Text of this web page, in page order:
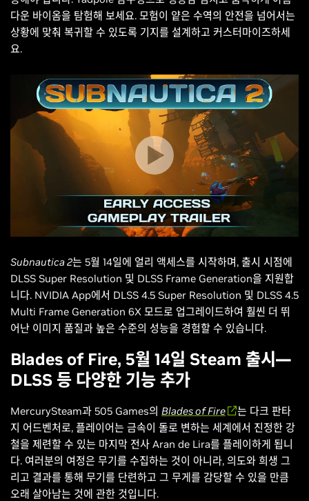
다운 바이옴을 탐험해 보세요. 모험이 얕은 수역의 안전을 넘어서는
상황에 맞춰 복귀할 수 있도록 기지를 설계하고 커스터마이즈하세
요.
Subnautica 2는 5월 14일에 얼리 액세스를 시작하며, 출시 시점에
DLSS Super Resolution 및 DLSS Frame Generation을 지원합
니다. NVIDIA App에서 DLSS 4.5 Super Resolution 및 DLSS 4.5
Multi Frame Generation 6X 모드로 업그레이드하여 훨씬 더 뛰
어난 이미지 품질과 높은 수준의 성능을 경험할 수 있습니다.
Blades of Fire, 5월 14일 Steam 출시—
DLSS 등 다양한 기능 추가
MercurySteam과 505 Games의 Blades of Fire
는 다크 판타
지 어드벤처로, 플레이어는 금속이 돌로 변하는 세계에서 진정한 강
철을 제련할 수 있는 마지막 전사 Aran de Lira를 플레이하게 됩니
다. 여러분의 여정은 무기를 수집하는 것이 아니라, 의도와 희생 그
리고 결과를 통해 무기를 단련하고 그 무게를 감당할 수 있을 만큼
오래 살아남는 것에 관한 것입니다.